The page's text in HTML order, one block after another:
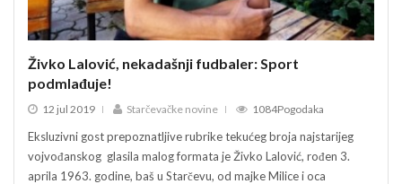
Živko Lalović, nekadašnji fudbaler: Sport
podmlađuje!
12 jul 2019 Starčevačke novine 1084Pogodaka
Eksluzivni gost prepoznatljive rubrike tekućeg broja najstarijeg
vojvođanskog glasila malog formata je Živko Lalović, rođen 3.
aprila 1963. godine, baš u Starčevu, od majke Milice i oca